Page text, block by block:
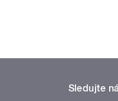
Sledujte